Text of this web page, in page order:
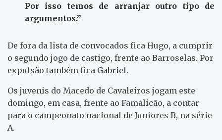
Por isso temos de arranjar outro tipo de
argumentos.”
De fora da lista de convocados fica Hugo, a cumprir
o segundo jogo de castigo, frente ao Barroselas. Por
expulsão também fica Gabriel.
Os juvenis do Macedo de Cavaleiros jogam este
domingo, em casa, frente ao Famalicão, a contar
para o campeonato nacional de Juniores B, na série
A.